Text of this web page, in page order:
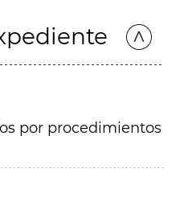
por procedimientos